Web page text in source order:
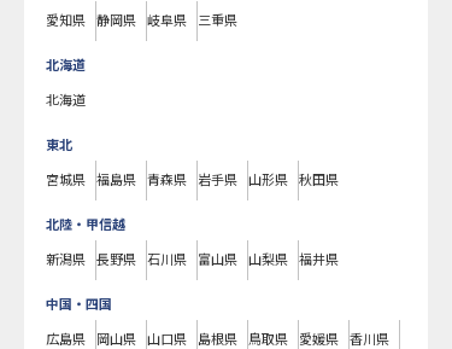
愛知県 静岡県 岐阜県 三重県
北海道
北海道
東北
宮城県 福島県 青森県 岩手県 山形県 秋田県
北陸・甲信越
新潟県 長野県 石川県 富山県 山梨県 福井県
中国・四国
広島県 岡山県 山口県 島根県 鳥取県 愛媛県 香川県